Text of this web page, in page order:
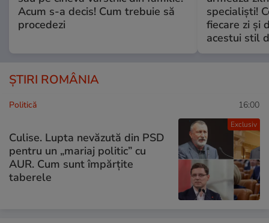
Acum s-a decis! Cum trebuie să
procedezi
specialiști!
fiecare zi și
acestui stil
ȘTIRI ROMÂNIA
Exclusiv
Politică 16:00
Culise. Lupta nevăzută din PSD
pentru un „mariaj politic” cu
AUR. Cum sunt împărțite
taberele